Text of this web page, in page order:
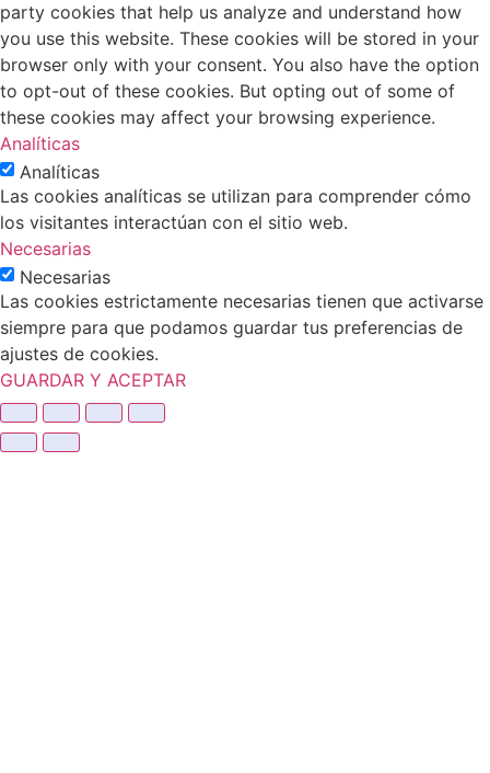
party cookies that help us analyze and understand how
you use this website. These cookies will be stored in your
browser only with your consent. You also have the option
to opt-out of these cookies. But opting out of some of
these cookies may affect your browsing experience.
Analíticas
Analíticas
Las cookies analíticas se utilizan para comprender cómo
los visitantes interactúan con el sitio web.
Necesarias
Necesarias
Las cookies estrictamente necesarias tienen que activarse
siempre para que podamos guardar tus preferencias de
ajustes de cookies.
GUARDAR Y ACEPTAR